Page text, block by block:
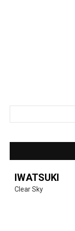
IWATSUKI
Clear Sky